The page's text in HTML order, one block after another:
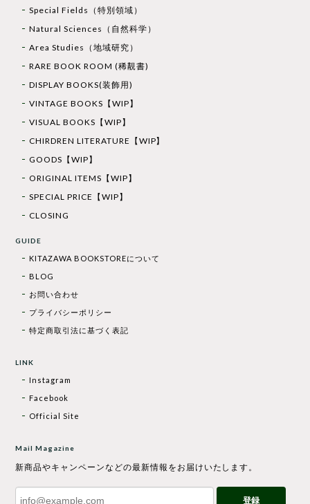
Special Fields（特別領域）
Natural Sciences（自然科学）
Area Studies（地域研究）
RARE BOOK ROOM (稀覯書)
DISPLAY BOOKS(装飾用)
VINTAGE BOOKS【WIP】
VISUAL BOOKS【WIP】
CHIRDREN LITERATURE【WIP】
GOODS【WIP】
ORIGINAL ITEMS【WIP】
SPECIAL PRICE【WIP】
CLOSING
GUIDE
KITAZAWA BOOKSTOREについて
BLOG
お問い合わせ
プライバシーポリシー
特定商取引法に基づく表記
LINK
Instagram
Facebook
Official Site
Mail Magazine
新商品やキャンペーンなどの最新情報をお届けいたします。
登録